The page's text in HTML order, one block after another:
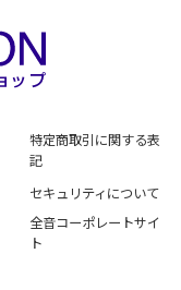
特定商取引に関する表
記
セキュリティについて
全音コーポレートサイ
ト